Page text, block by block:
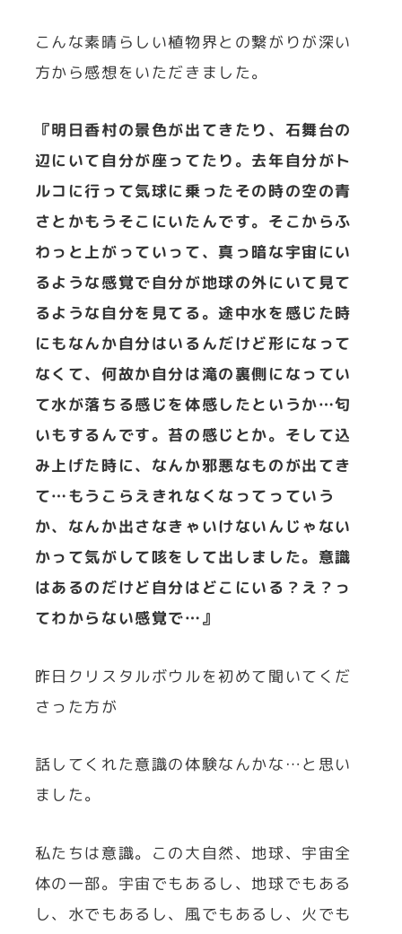
こんな素晴らしい植物界との繋がりが深い
方から感想をいただきました。
『明日香村の景色が出てきたり、石舞台の
辺にいて自分が座ってたり。去年自分がト
ルコに行って気球に乗ったその時の空の青
さとかもうそこにいたんです。そこからふ
わっと上がっていって、真っ暗な宇宙にい
るような感覚で自分が地球の外にいて見て
るような自分を見てる。途中水を感じた時
にもなんか自分はいるんだけど形になって
なくて、何故か自分は滝の裏側になってい
て水が落ちる感じを体感したというか…匂
いもするんです。苔の感じとか。そして込
み上げた時に、なんか邪悪なものが出てき
て…もうこらえきれなくなってっていう
か、なんか出さなきゃいけないんじゃない
かって気がして咳をして出しました。意識
はあるのだけど自分はどこにいる？え？っ
てわからない感覚で…』
昨日クリスタルボウルを初めて聞いてくだ
さった方が
話してくれた意識の体験なんかな…と思い
ました。
私たちは意識。この大自然、地球、宇宙全
体の一部。宇宙でもあるし、地球でもある
し、水でもあるし、風でもあるし、火でも